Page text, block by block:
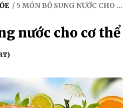
/ 5 MÓN BỔ SUNG NƯỚC CHO CƠ THỂ
nước cho cơ thể